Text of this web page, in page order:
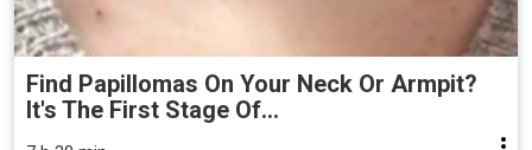
Find Papillomas On Your Neck Or Armpit?
It's The First Stage Of...